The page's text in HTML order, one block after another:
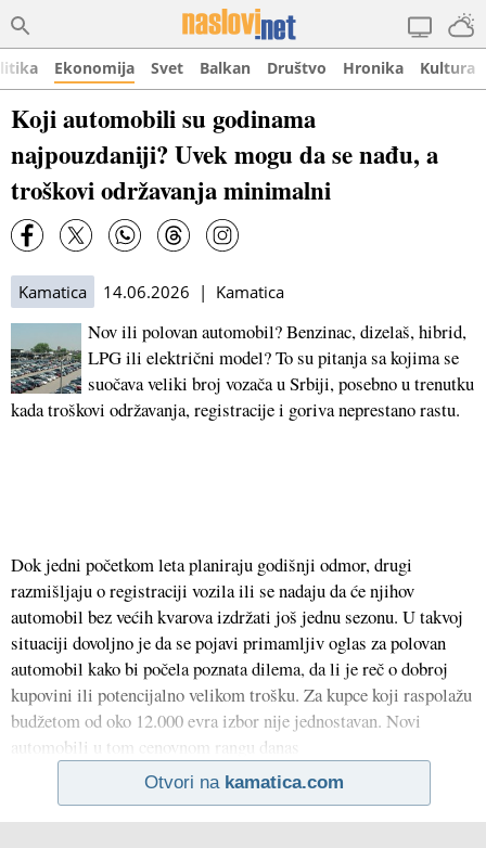
Ekonomija Svet Balkan Društvo Hronika Kultura
Koji automobili su godinama
najpouzdaniji? Uvek mogu da se nađu, a
troškovi održavanja minimalni
Kamatica 14.06.2026 | Kamatica
Nov ili polovan automobil? Benzinac, dizelaš, hibrid,
LPG ili električni model? To su pitanja sa kojima se
suočava veliki broj vozača u Srbiji, posebno u trenutku
kada troškovi održavanja, registracije i goriva neprestano rastu.
Dok jedni početkom leta planiraju godišnji odmor, drugi
razmišljaju o registraciji vozila ili se nadaju da će njihov
automobil bez većih kvarova izdržati još jednu sezonu. U takvoj
situaciji dovoljno je da se pojavi primamljiv oglas za polovan
automobil kako bi počela poznata dilema, da li je reč o dobroj
kupovini ili potencijalno velikom trošku. Za kupce koji raspolažu
budžetom od oko 12.000 evra izbor nije jednostavan. Novi
automobili u tom cenovnom rangu danas
Otvori na kamatica.com